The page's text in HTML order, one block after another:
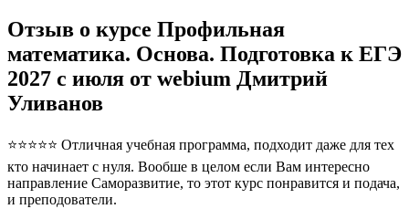
Отзыв о курсе Профильная
математика. Основа. Подготовка к ЕГЭ
2027 с июля от webium Дмитрий
Уливанов
⭐⭐⭐⭐⭐ Отличная учебная программа, подходит даже для тех
кто начинает с нуля. Вообше в целом если Вам интересно
направление Саморазвитие, то этот курс понравится и подача,
и преподователи.